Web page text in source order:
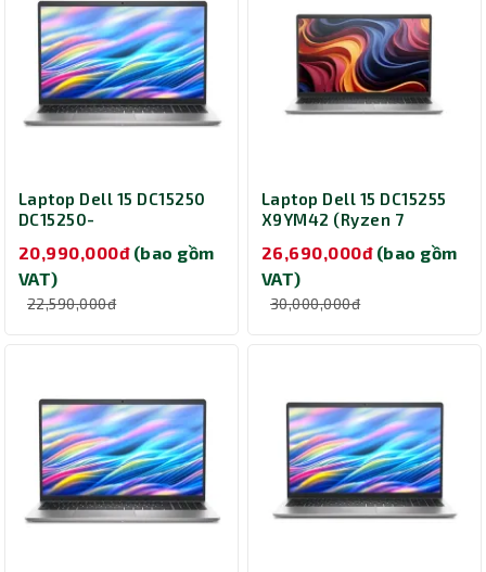
Laptop Dell 15 DC15250
DC15250-
3 100U/ Ram 8GB/ SSD
512GB/ 15.6 inch/
Windows 11 Home/
20,990,000đ (bao gồm
VAT)
22,590,000đ
Laptop Dell 15 DC15255
X9YM42 (Ryzen 7
1TB/ Windows 11 Home/
15.6 inch/ 2Y/ Bạc)
26,690,000đ (bao gồm
VAT)
30,000,000đ